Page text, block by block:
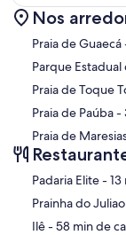
Nos
Praia de Guaecá
Parque
Praia de Toque
Praia de Paúba-
Praia de
‪Ilê - ‬58 min de